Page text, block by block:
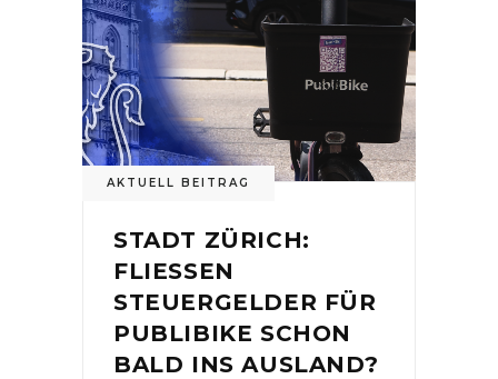
AKTUELL BEITRAG
STADT ZÜRICH:
FLIESSEN
STEUERGELDER FÜR
PUBLIBIKE SCHON
BALD INS AUSLAND?